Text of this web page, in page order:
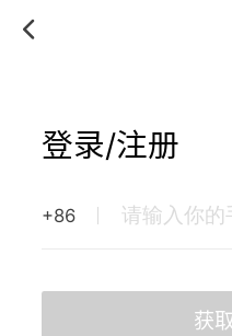
登录/注册
+86
获